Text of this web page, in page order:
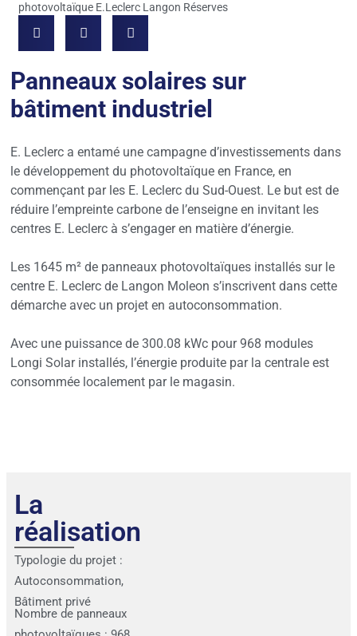
photovoltaïque E.Leclerc Langon Réserves
Panneaux solaires sur
bâtiment industriel
E. Leclerc a entamé une campagne d’investissements dans
le développement du photovoltaïque en France, en
commençant par les E. Leclerc du Sud-Ouest. Le but est de
réduire l’empreinte carbone de l’enseigne en invitant les
centres E. Leclerc à s’engager en matière d’énergie.
Les 1645 m² de panneaux photovoltaïques installés sur le
centre E. Leclerc de Langon Moleon s’inscrivent dans cette
démarche avec un projet en autoconsommation.
Avec une puissance de 300.08 kWc pour 968 modules
Longi Solar installés, l’énergie produite par la centrale est
consommée localement par le magasin.
La
réalisation
Typologie du projet :
Autoconsommation,
Bâtiment privé
Nombre de panneaux